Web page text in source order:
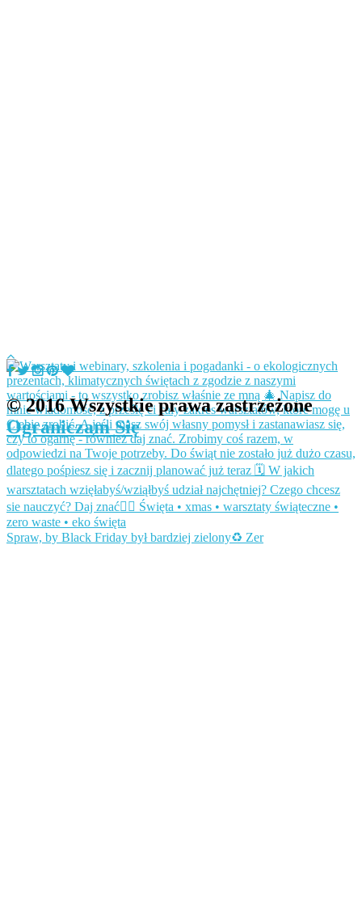
Spraw, by Black Friday był bardziej zielony♻️ Zer
© 2016 Wszystkie prawa zastrzeżone
Ograniczam Się